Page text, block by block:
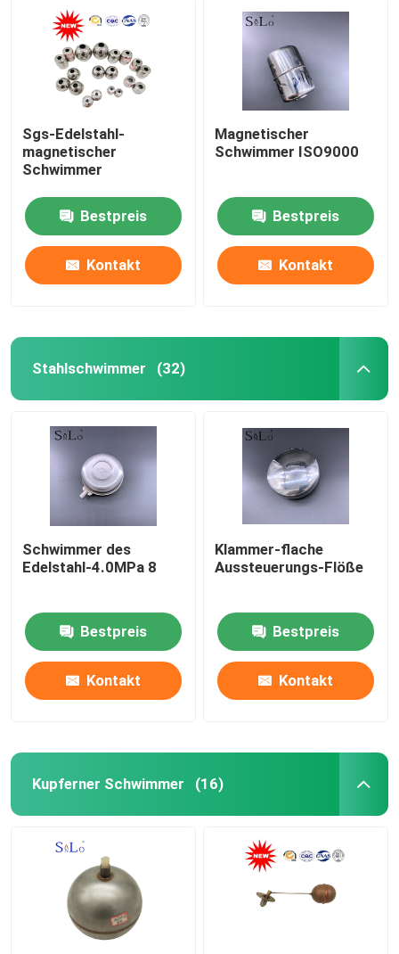
Sgs-Edelstahl-
magnetischer
Schwimmer
Bestpreis
Kontakt
Magnetischer
Schwimmer ISO9000
Bestpreis
Kontakt
Stahlschwimmer (32)
Schwimmer des
Edelstahl-4.0MPa 8
Bestpreis
Kontakt
Klammer-flache
Aussteuerungs-Flöße
Bestpreis
Kontakt
Kupferner Schwimmer (16)